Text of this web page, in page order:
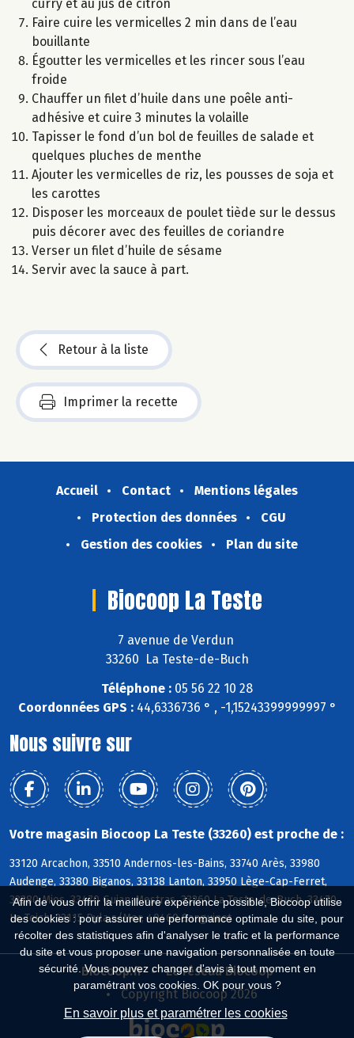
Afin de vous offrir la meilleure expérience possible, Biocoop utilise
des cookies : pour assurer une performance optimale du site, pour
récolter des statistiques afin d'analyser le trafic et la performance
du site et vous proposer une navigation personnalisée en toute
sécurité. Vous pouvez changer d'avis à tout moment en
paramétrant vos cookies. OK pour vous ?
En savoir plus et paramétrer les cookies
curry et au jus de citron
Faire cuire les vermicelles 2 min dans de l’eau
bouillante
Égoutter les vermicelles et les rincer sous l’eau
froide
Chauffer un filet d’huile dans une poêle anti-
adhésive et cuire 3 minutes la volaille
Tapisser le fond d’un bol de feuilles de salade et
quelques pluches de menthe
Ajouter les vermicelles de riz, les pousses de soja et
les carottes
Disposer les morceaux de poulet tiède sur le dessus
puis décorer avec des feuilles de coriandre
Verser un filet d’huile de sésame
Servir avec la sauce à part.
Retour à la liste
Imprimer la recette
Accueil Contact
Mentions légales
Protection des données
CGU
Gestion des cookies
Plan du site
Biocoop La Teste
7 avenue de Verdun
33260 La Teste-de-Buch
Téléphone : 05 56 22 10 28
Coordonnées GPS :44,6336736 ° , -1,15243399999997 °
Nous suivre sur
Votre magasin Biocoop La Teste (33260) est proche de :
33120 Arcachon, 33510 Andernos-les-Bains, 33740 Arès, 33980
Audenge, 33380 Biganos, 33138 Lanton, 33950 Lège-Cap-Ferret,
33380 Mios, 33470 Gujan-Mestras, 33260 La Teste-de-Buch, 33470
Le Teich, 33115 Pyla s/Mer, 40460 Sanguinet
Biocoop.fr
Le réseau Biocoop
Copyright Biocoop 2026